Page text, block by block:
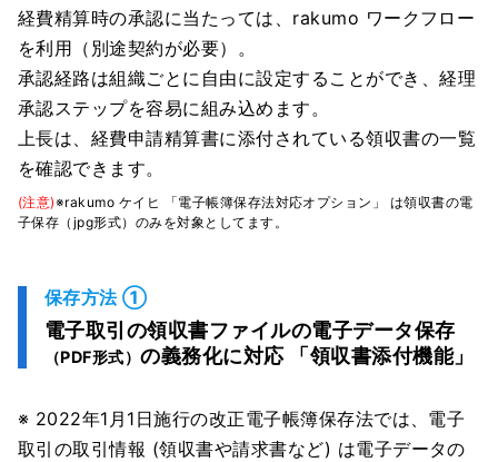
経費精算時の承認に当たっては、rakumo ワークフロー
を利用（別途契約が必要）。
承認経路は組織ごとに自由に設定することができ、経理
承認ステップを容易に組み込めます。
上長は、経費申請精算書に添付されている領収書の一覧
を確認できます。
(注意)※rakumo ケイヒ 「電子帳簿保存法対応オプション」 は領収書の電
子保存（jpg形式）のみを対象としてます。
保存方法 ①
電子取引の領収書ファイルの電子データ保存
（PDF形式）の義務化に対応 「領収書添付機能」
※ 2022年1月1日施行の改正電子帳簿保存法では、電子
取引の取引情報 (領収書や請求書など) は電子データの